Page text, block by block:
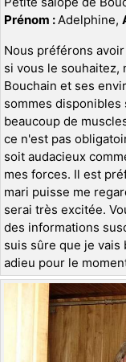
Prénom : Adelphine,
Nous préférons
si vous le souhaitez,
Bouchain et ses
sommes
beaucoup de
ce n'est pas
soit audacieux
mes forces. Il est
mari puisse me
serai très excitée.
des informations
suis sûre que je vais
adieu pour le